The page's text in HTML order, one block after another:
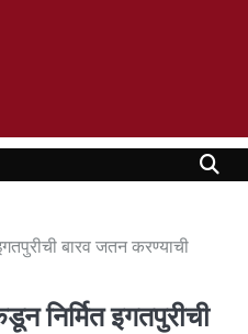
बारव जतन करण्याची
निर्मित इगतपुरीची